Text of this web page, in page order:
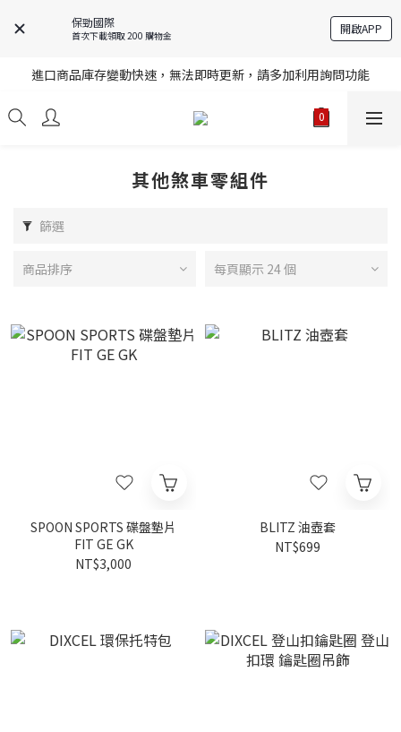
保勁國際
首次下載領取 200 購物金 開啟APP
註冊就送購物金，歡迎加入享更多優惠
註冊就送購物金，歡迎加入享更多優惠
進口商品庫存變動快速，無法即時更新，請多加利用詢問功能
註冊就送購物金，歡迎加入享更多優惠
其他煞車零組件
篩選
商品排序 每頁顯示 24 個
SPOON SPORTS 碟盤墊片
FIT GE GK
NT$3,000
BLITZ 油壺套
NT$699